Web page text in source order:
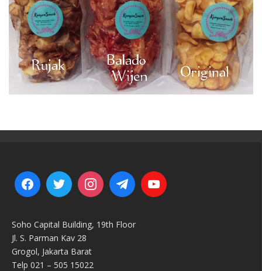
Soho Capital Building, 19th Floor
Jl. S. Parman Kav 28
Grogol, Jakarta Barat
Telp 021 – 505 15022